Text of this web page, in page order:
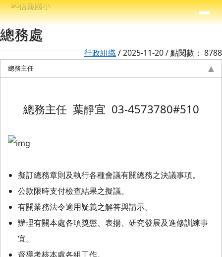
跳至主內容區
信義國小
⏸
導覽列
主內容區域
總務處
行政組織/ 2025-11-20 / 點閱數： 8788
總務主任
總務主任 葉靜宜 03-4573780#510
擬訂總務章則及執行各種會議有關總務之決議事項。
公款限時支付檢查結果之擬議。
有關業務法令適用疑義之解答與請示。
辦理有關本處各項獎懲、表揚、研究發展及進修訓練事
宜。
督導考核本處各組工作。
頁尾區域